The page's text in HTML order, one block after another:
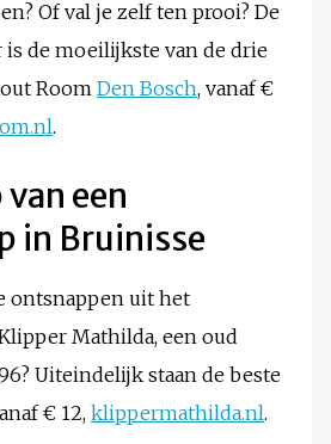
Of val je zelf ten prooi? De
is de moeilijkste van de drie
Room Den Bosch, vanaf €
.
een
in Bruinisse
ontsnappen uit het
Mathilda, een oud
Uiteindelijk staan de beste
€ 12, klippermathilda.nl.